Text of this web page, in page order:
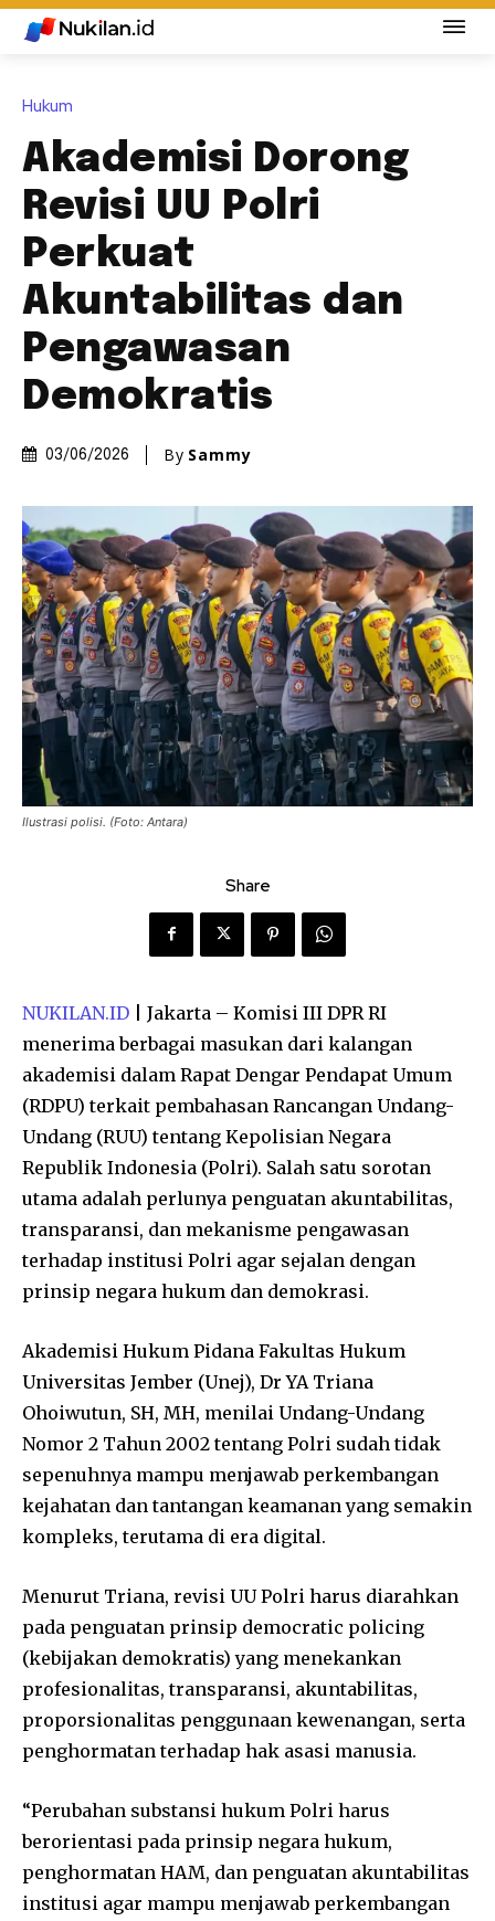
Hukum
Akademisi Dorong
Revisi UU Polri
Perkuat
Akuntabilitas dan
Pengawasan
Demokratis
03/06/2026 By Sammy
Ilustrasi polisi. (Foto: Antara)
Share
NUKILAN.ID | Jakarta – Komisi III DPR RI
menerima berbagai masukan dari kalangan
akademisi dalam Rapat Dengar Pendapat Umum
(RDPU) terkait pembahasan Rancangan Undang-
Undang (RUU) tentang Kepolisian Negara
Republik Indonesia (Polri). Salah satu sorotan
utama adalah perlunya penguatan akuntabilitas,
transparansi, dan mekanisme pengawasan
terhadap institusi Polri agar sejalan dengan
prinsip negara hukum dan demokrasi.
Akademisi Hukum Pidana Fakultas Hukum
Universitas Jember (Unej), Dr YA Triana
Ohoiwutun, SH, MH, menilai Undang-Undang
Nomor 2 Tahun 2002 tentang Polri sudah tidak
sepenuhnya mampu menjawab perkembangan
kejahatan dan tantangan keamanan yang semakin
kompleks, terutama di era digital.
Menurut Triana, revisi UU Polri harus diarahkan
pada penguatan prinsip democratic policing
(kebijakan demokratis) yang menekankan
profesionalitas, transparansi, akuntabilitas,
proporsionalitas penggunaan kewenangan, serta
penghormatan terhadap hak asasi manusia.
“Perubahan substansi hukum Polri harus
berorientasi pada prinsip negara hukum,
penghormatan HAM, dan penguatan akuntabilitas
institusi agar mampu menjawab perkembangan